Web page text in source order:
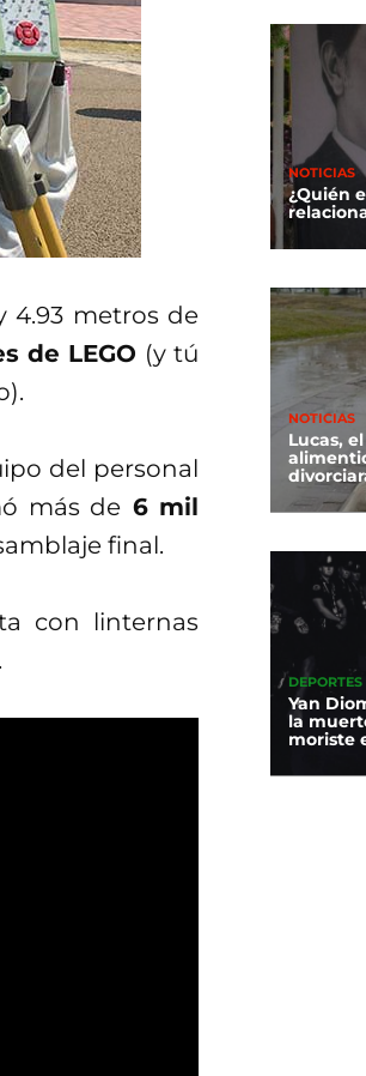
4.93 metros de
de LEGO (y tú
del personal
más de 6 mil
final.
con linternas
NOTICIAS
¿Quién
NOTICIAS
Lucas,
DEPORTES
Yan
la
moriste